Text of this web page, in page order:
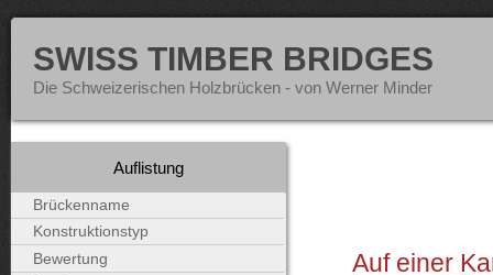
SWISS TIMBER BRIDGES
Die Schweizerischen Holzbrücken - von Werner Minder
Auf einer
Auflistung
Brückenname
Konstruktionstyp
Bewertung